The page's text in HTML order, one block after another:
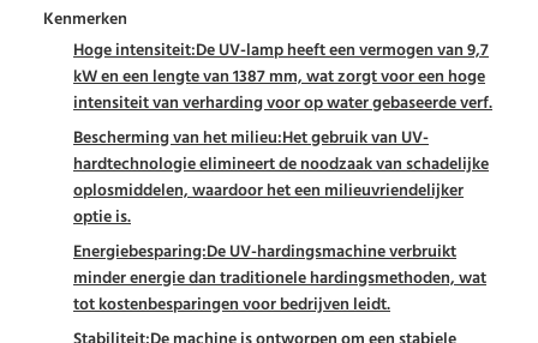
Kenmerken
Hoge intensiteit:De UV-lamp heeft een vermogen van 9,7
kW en een lengte van 1387 mm, wat zorgt voor een hoge
intensiteit van verharding voor op water gebaseerde verf.
Bescherming van het milieu:Het gebruik van UV-
hardtechnologie elimineert de noodzaak van schadelijke
oplosmiddelen, waardoor het een milieuvriendelijker
optie is.
Energiebesparing:De UV-hardingsmachine verbruikt
minder energie dan traditionele hardingsmethoden, wat
tot kostenbesparingen voor bedrijven leidt.